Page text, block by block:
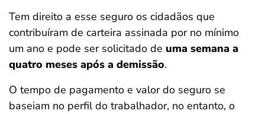
Tem direito a esse seguro os cidadãos que
contribuíram de carteira assinada por no mínimo
um ano e pode ser solicitado de uma semana a
quatro meses após a demissão.
O tempo de pagamento e valor do seguro se
baseiam no perfil do trabalhador, no entanto, o